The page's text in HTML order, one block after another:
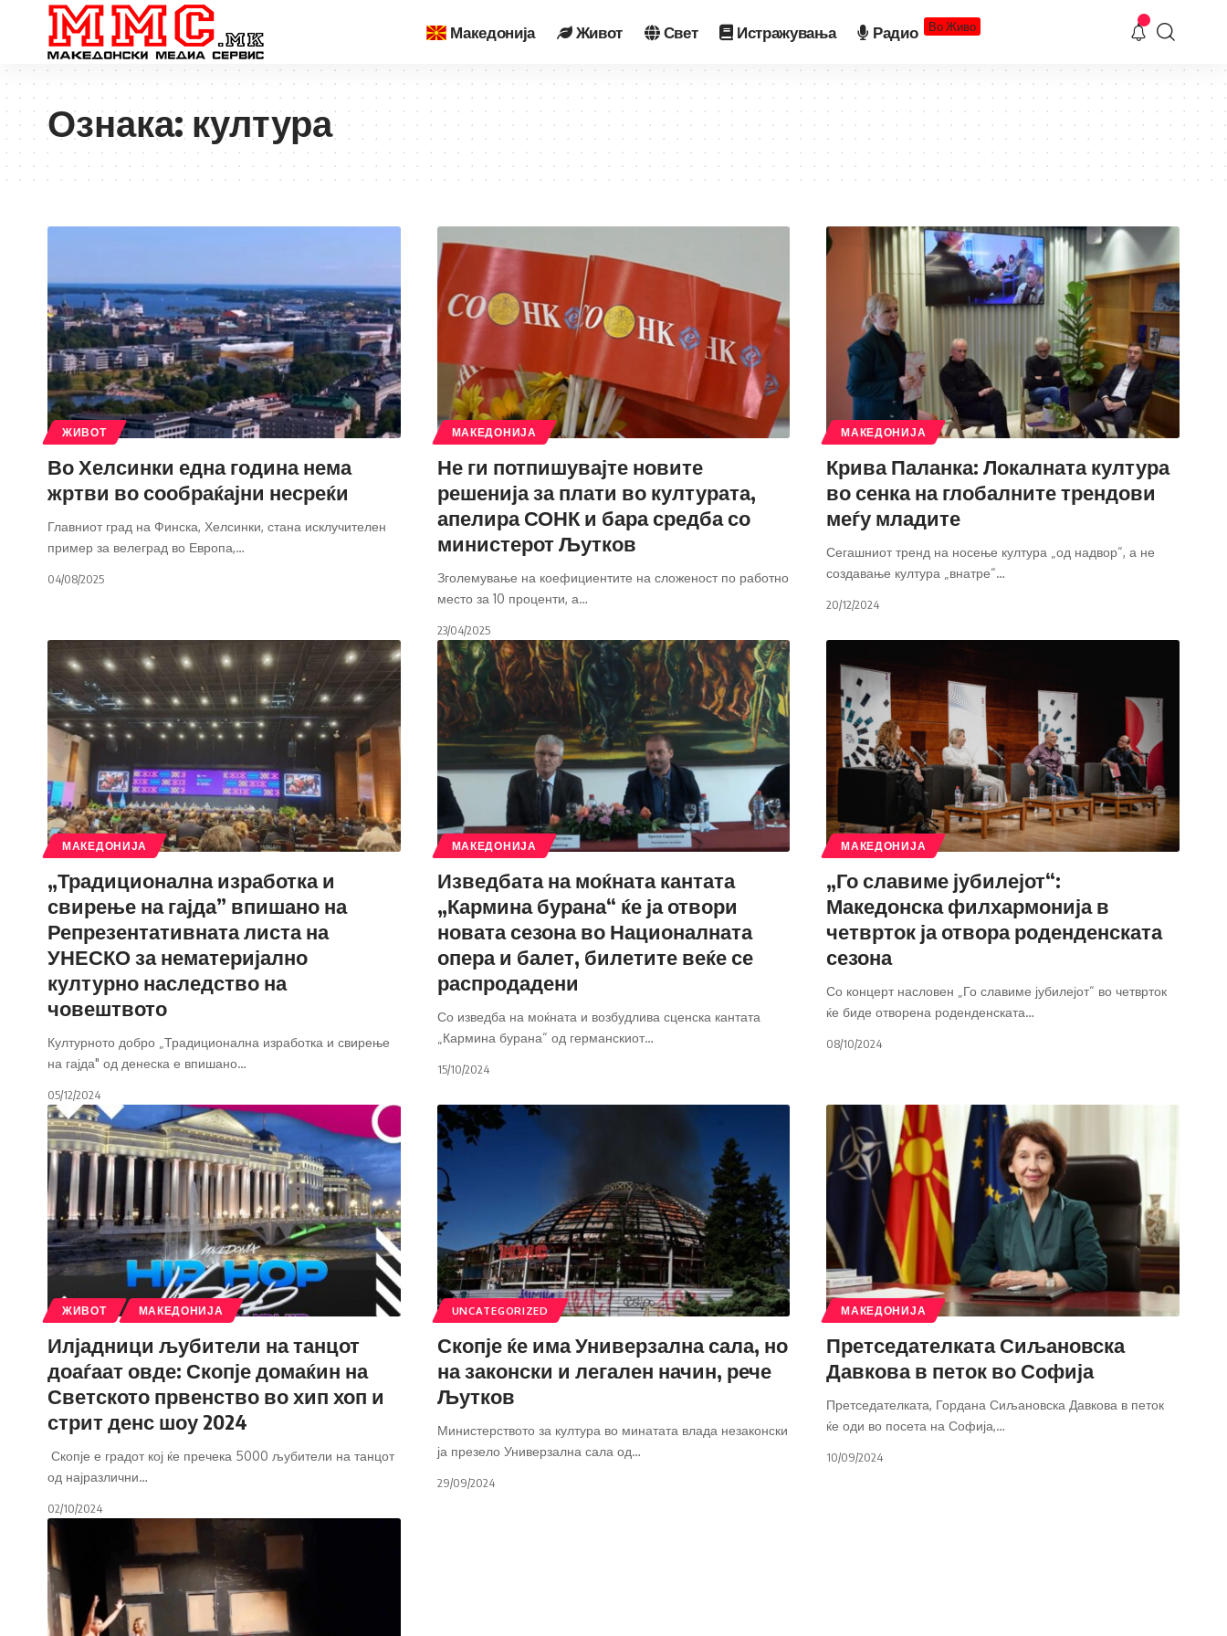
Македонија Живот Свет Истражувања Радио Во Живо
Ознака:култура
ЖИВОТ
Во Хелсинки една година нема
жртви во сообраќајни несреќи
Главниот град на Финска, Хелсинки, стана исклучителен
пример за велеград во Европа,…
04/08/2025
МАКЕДОНИЈА
Не ги потпишувајте новите
решенија за плати во културата,
апелира СОНК и бара средба со
министерот Љутков
Зголемување на коефициентите на сложеност по работно
место за 10 проценти, а…
23/04/2025
МАКЕДОНИЈА
Крива Паланка: Локалната култура
во сенка на глобалните трендови
меѓу младите
Сегашниот тренд на носење култура „од надвор“, а не
создавање култура „внатре“…
20/12/2024
МАКЕДОНИЈА
„Традиционална изработка и
свирење на гајда” впишано на
Репрезентативната листа на
УНЕСКО за нематеријално
културно наследство на
човештвото
Културното добро „Традиционална изработка и свирење
на гајда" од денеска е впишано…
05/12/2024
МАКЕДОНИЈА
Изведбата на моќната кантата
„Кармина бурана“ ќе ја отвори
новата сезона во Националната
опера и балет, билетите веќе се
распродадени
Со изведба на моќната и возбудлива сценска кантата
„Кармина бурана“ од германскиот…
15/10/2024
МАКЕДОНИЈА
„Го славиме јубилејот“:
Македонска филхармонија в
четврток ја отвора роденденската
сезона
Со концерт насловен „Го славиме јубилејот“ во четврток
ќе биде отворена роденденската…
08/10/2024
ЖИВОТ МАКЕДОНИЈА
Илјадници љубители на танцот
доаѓаат овде: Скопје домаќин на
Светското првенство во хип хоп и
стрит денс шоу 2024
Скопје е градот кој ќе пречека 5000 љубители на танцот
од најразлични…
02/10/2024
UNCATEGORIZED
Скопје ќе има Универзална сала, но
на законски и легален начин, рече
Љутков
Министерството за култура во минатата влада незаконски
ја презело Универзална сала од…
29/09/2024
МАКЕДОНИЈА
Претседателката Сиљановска
Давкова в петок во Софија
Претседателката, Гордана Сиљановска Давкова в петок
ќе оди во посета на Софија,…
10/09/2024